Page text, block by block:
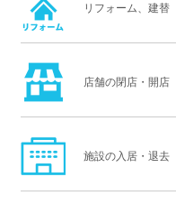
リフォーム、建替
店舗の閉店・開店
施設の入居・退去